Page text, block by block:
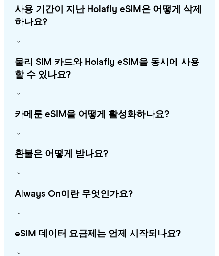
사용 기간이 지난 Holafly eSIM은 어떻게 삭제
하나요?
물리 SIM 카드와 Holafly eSIM을 동시에 사용
할 수 있나요?
카메룬 eSIM을 어떻게 활성화하나요?
환불은 어떻게 받나요?
Always On이란 무엇인가요?
eSIM 데이터 요금제는 언제 시작되나요?